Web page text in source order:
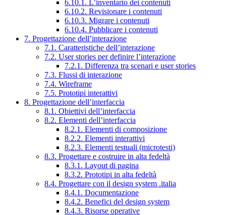
6.10.1. L’inventario dei contenuti
6.10.2. Revisionare i contenuti
6.10.3. Migrare i contenuti
6.10.4. Pubblicare i contenuti
7. Progettazione dell’interazione
7.1. Caratteristiche dell’interazione
7.2. User stories per definire l’interazione
7.2.1. Differenza tra scenari e user stories
7.3. Flussi di interazione
7.4. Wireframe
7.5. Prototipi interattivi
8. Progettazione dell’interfaccia
8.1. Obiettivi dell’interfaccia
8.2. Elementi dell’interfaccia
8.2.1. Elementi di composizione
8.2.2. Elementi interattivi
8.2.3. Elementi testuali (microtesti)
8.3. Progettare e costruire in alta fedeltà
8.3.1. Layout di pagina
8.3.2. Prototipi in alta fedeltà
8.4. Progettare con il design system .italia
8.4.1. Documentazione
8.4.2. Benefici del design system
8.4.3. Risorse operative